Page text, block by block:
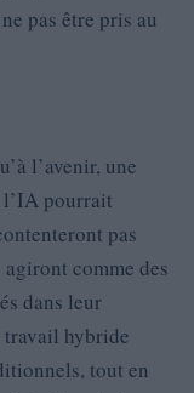
pas être pris au
l’avenir, une
pourrait
pas
comme des
dans leur
travail hybride
tout en